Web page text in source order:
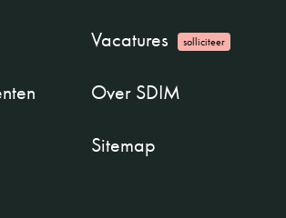
Vacatures solliciteer
Over SDIM
Sitemap